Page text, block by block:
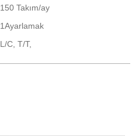
150 Takım/ay
1Ayarlamak
L/C, T/T,